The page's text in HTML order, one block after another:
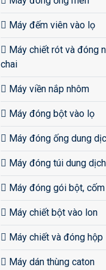
Máy đếm viên vào lọ
Máy chiết rót và đóng
chai
Máy viền nắp nhôm
Máy đóng bột vào lọ
Máy đóng ống dung
Máy đóng túi dung dịch
Máy đóng gói bột, cốm
Máy chiết bột vào lon
Máy chiết và đóng hộp
Máy dán thùng caton